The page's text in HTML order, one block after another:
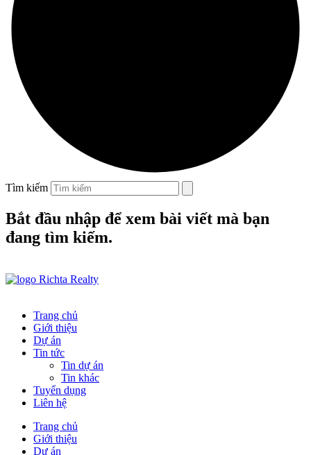
Tìm kiếm
Bắt đầu nhập để xem bài viết mà bạn
đang tìm kiếm.
Trang chủ
Giới thiệu
Dự án
Tin tức
Tin dự án
Tin khác
Tuyển dụng
Liên hệ
Trang chủ
Giới thiệu
Dự án